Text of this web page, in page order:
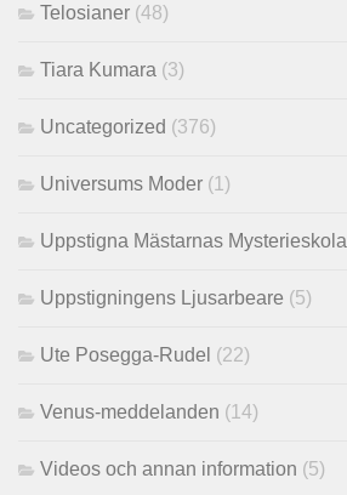
Telosianer (48)
Tiara Kumara (3)
Uncategorized (376)
Universums Moder (1)
Uppstigna Mästarnas Mysterieskola
Uppstigningens Ljusarbeare (5)
Ute Posegga-Rudel (22)
Venus-meddelanden (14)
Videos och annan information (5)